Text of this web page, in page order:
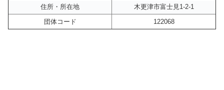
住所・所在地
木更津市富士見1-2-1
団体コード
122068